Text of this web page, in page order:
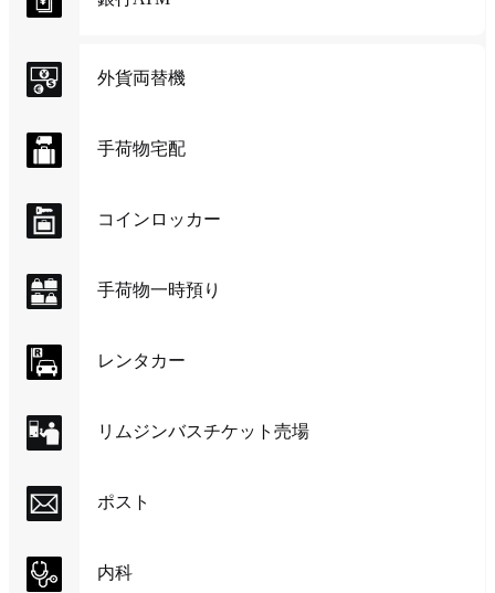
外貨両替機
手荷物宅配
コインロッカー
手荷物一時預り
レンタカー
リムジンバスチケット売場
ポスト
内科